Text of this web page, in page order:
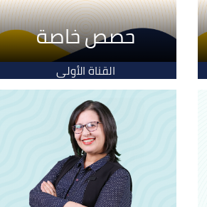
حصص خاصة
القناة الأولى